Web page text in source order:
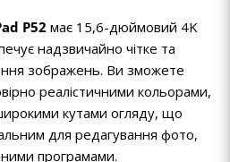
P52 має 15,6-дюймовий 4K
надзвичайно чітке та
зображень. Ви зможете
реалістичними кольорами,
кутами огляду, що
для редагування фото,
програмами.